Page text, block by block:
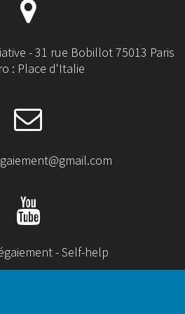
- 31 rue Bobillot 75013 Paris
: Place d'Italie
- Self-help